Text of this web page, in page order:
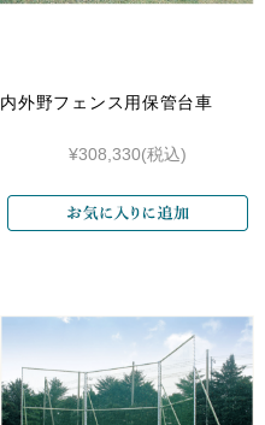
内外野フェンス用保管台車
¥308,330(税込)